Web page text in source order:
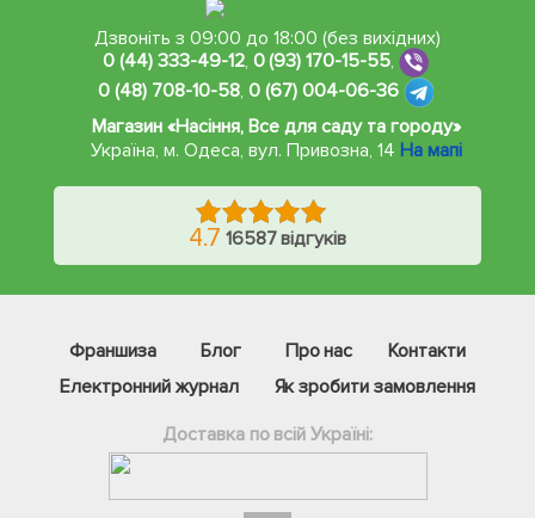
Дзвоніть з 09:00 до 18:00 (без вихідних)
0 (44) 333-49-12, 0 (93) 170-15-55,
0 (48) 708-10-58, 0 (67) 004-06-36
Магазин «Насіння, Все для саду та городу»
Україна, м. Одеса,вул. Привозна, 14 На мапі
4.7 16587 відгуків
Франшиза Блог Про нас
Контакти
Електронний журнал
Як зробити замовлення
Доставка по всій Україні: